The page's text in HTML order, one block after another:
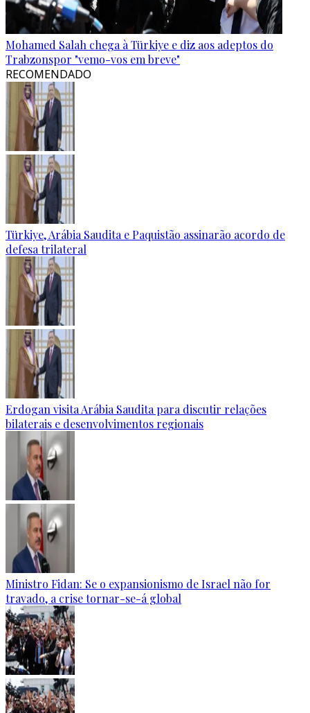
Mohamed Salah chega à Türkiye e diz aos adeptos do
Trabzonspor "vemo-vos em breve"
RECOMENDADO
Türkiye, Arábia Saudita e Paquistão assinarão acordo de
defesa trilateral
Erdogan visita Arábia Saudita para discutir relações
bilaterais e desenvolvimentos regionais
Ministro Fidan: Se o expansionismo de Israel não for
travado, a crise tornar-se-á global